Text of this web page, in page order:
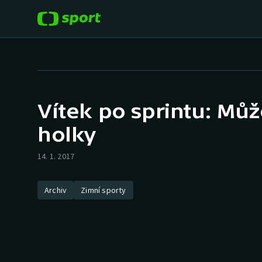
Hokej
Tenis
Cyklistika
Baseball a softbal
Vítek po sprintu:
holky
14. 1. 2017
Archiv Zimní sporty